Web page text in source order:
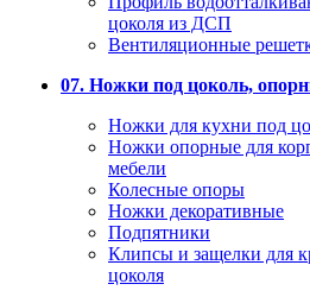
цоколя из ДСП
Вентиляционные
07. Ножки под цоколь,
Ножки для кухни под
Ножки опорные для
мебели
Колесные опоры
Ножки декоративные
Подпятники
Клипсы и защелки для
цоколя